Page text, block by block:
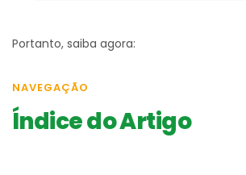
Portanto, saiba agora:
NAVEGAÇÃO
Índice do Artigo